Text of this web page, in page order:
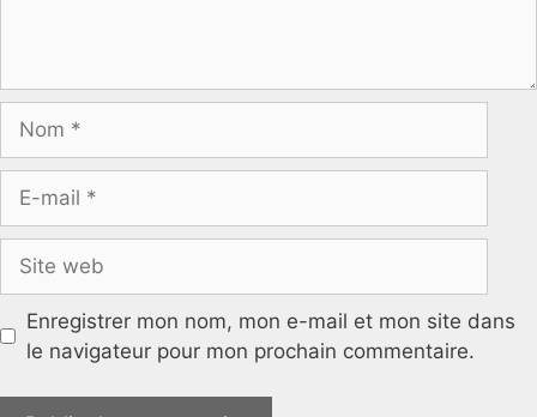
mail
web
Enregistrer mon nom, mon e-mail et mon site dans
le navigateur pour mon prochain commentaire.